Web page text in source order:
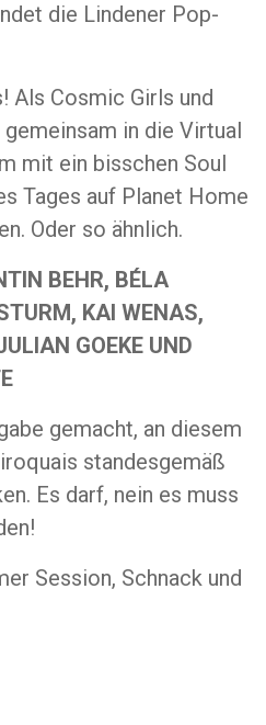
die Lindener Pop-
Als Cosmic Girls und
in die Virtual
mit ein bisschen Soul
Tages auf Planet Home
Oder so ähnlich.
BEHR, BÉLA
KAI WENAS,
GOEKE UND
gemacht, an diesem
standesgemäß
Es darf, nein es muss
Session, Schnack und